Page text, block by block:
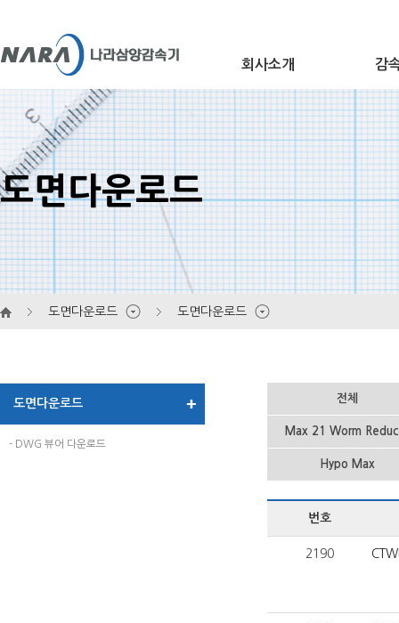
회사소개 감
개요
연혁
인증 및 상장
대리점 안내
홍보센터
오시는 길
도면다운로드
도면다운로드 도면다운로드
도면다운로드
- DWG 뷰어 다운로드
전체
Max 21 Worm
Hypo Max
번호
2190